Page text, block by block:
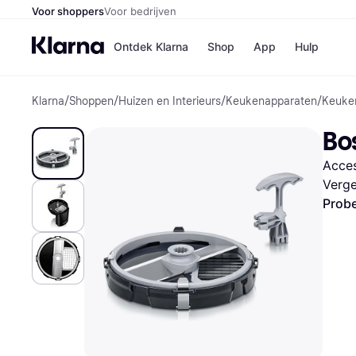
Voor shoppersVoor bedrijven
Ontdek Klarna Shop
Winkels
Bol
H&M
App Hulp
Klarna/Shoppen/Huizen en Interieurs/Keukenapparaten/